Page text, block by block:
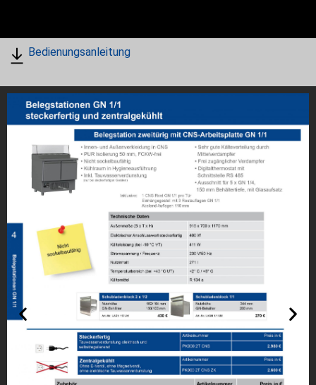
Bedienungsanleitung